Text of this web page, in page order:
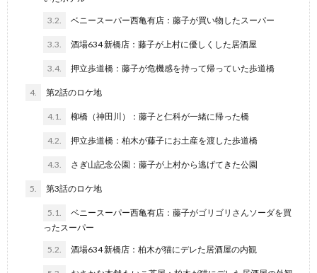
3.2. ベニースーパー西亀有店：藤子が買い物したスーパー
3.3. 酒場634 新橋店：藤子が上村に優しくした居酒屋
3.4. 押立歩道橋：藤子が危機感を持って帰っていた歩道橋
4. 第2話のロケ地
4.1. 柳橋（神田川）：藤子と仁科が一緒に帰った橋
4.2. 押立歩道橋：柏木が藤子にお土産を渡した歩道橋
4.3. さぎ山記念公園：藤子が上村から逃げてきた公園
5. 第3話のロケ地
5.1.
ベニースーパー西亀有店：藤子がゴリゴリさんソーダを買
ったスーパー
5.2. 酒場634 新橋店：柏木が猫にデレた居酒屋の内観